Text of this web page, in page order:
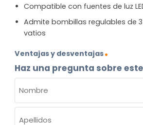
Compatible con fuentes de luz
Admite bombillas regulables de
vatios
Ventajas y desventajas
Haz una pregunta sobre
(OBLIGATORIO)
Nombre